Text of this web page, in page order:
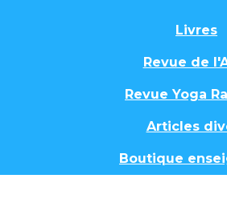
Livres
Revue de
Revue Yoga
Articles
Boutique